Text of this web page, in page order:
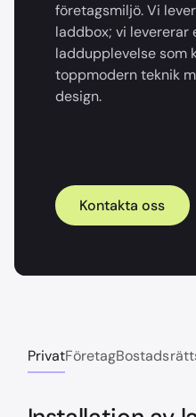
företagsmiljö. Vi
laddbox; vi levererar
laddupplevelse som
toppmodern teknik
design.
Kontakta oss
PrivatFöretag